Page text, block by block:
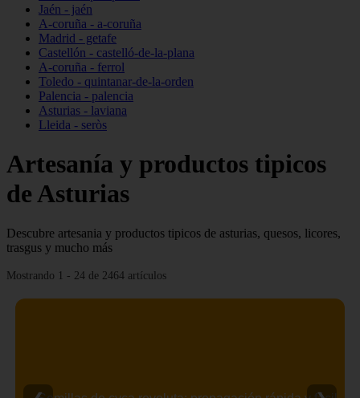
Jaén - jaén
A-coruña - a-coruña
Madrid - getafe
Castellón - castelló-de-la-plana
A-coruña - ferrol
Toledo - quintanar-de-la-orden
Palencia - palencia
Asturias - laviana
Lleida - seròs
Artesanía y productos tipicos
de Asturias
Descubre artesania y productos tipicos de asturias, quesos, licores,
trasgus y mucho más
Mostrando 1 - 24 de 2464 artículos